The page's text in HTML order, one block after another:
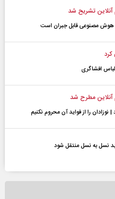
تشریح شد
هوش مصنوعی قابل جبران است
لباس افشاگری
آنلاین مطرح شد
نوزادان را از فواید آن محروم نکنیم
نسل به نسل منتقل شود